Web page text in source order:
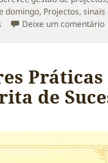
domingo, Projectos,sinais
Deixe um comentário
de